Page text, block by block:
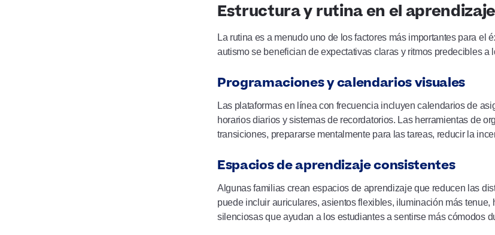
Estructura y rutina en el
La rutina es a menudo uno de los factores más importantes para el
autismo se benefician de expectativas claras y ritmos predecibles a
Programaciones y calendarios visuales
Las plataformas en línea con frecuencia incluyen calendarios de
horarios diarios y sistemas de recordatorios. Las herramientas de
transiciones, prepararse mentalmente para las tareas, reducir la
Espacios de aprendizaje consistentes
Algunas familias crean espacios de aprendizaje que reducen las
puede incluir auriculares, asientos flexibles, iluminación más
silenciosas que ayudan a los estudiantes a sentirse más cómodos